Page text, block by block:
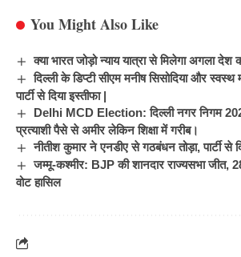
You Might Also Like
क्या भारत जोड़ो न्याय यात्रा से मिलेगा अगला देश
दिल्ली के डिप्टी सीएम मनीष सिसोदिया और
पार्टी से दिया इस्तीफा |
Delhi MCD Election: दिल्ली नगर निगम
प्रत्याशी पैसे से अमीर लेकिन शिक्षा में गरीब।
नीतीश कुमार ने एनडीए से गठबंधन तोड़ा, पार्टी से
जम्मू-कश्मीर: BJP की शानदार राज्यसभा जीत,
वोट हासिल